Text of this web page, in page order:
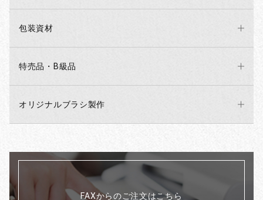
包装資材
特売品・B級品
オリジナルブラシ製作
FAXからのご注文はこちら